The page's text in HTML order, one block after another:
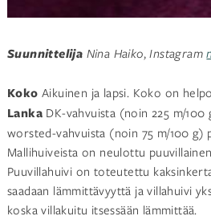
Suunnittelija Nina Haiko,Instagram
Koko Aikuinen ja lapsi. Koko on
LankaDK-vahvuista (noin 225 m/100
worsted-vahvuista (noin 75 m/100 g)
Mallihuiveista on neulottu
Puuvillahuivi on toteutettu
saadaan lämmittävyyttä ja villahuivi
koska villakuitu itsessään lämmittää.